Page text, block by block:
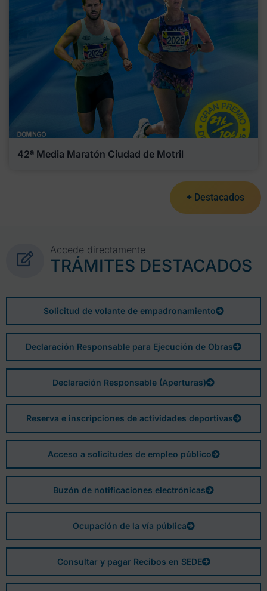
42ª Media Maratón Ciudad de Motril
+ Destacados
Accede directamente
TRÁMITES DESTACADOS
Solicitud de volante de empadronamiento
Declaración Responsable para Ejecución de Obras
Declaración Responsable (Aperturas)
Reserva e inscripciones de actividades deportivas
Acceso a solicitudes de empleo público
Buzón de notificaciones electrónicas
Ocupación de la vía pública
Consultar y pagar Recibos en SEDE